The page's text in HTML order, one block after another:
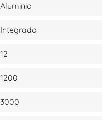
Aluminio
Integrado
12
1200
3000